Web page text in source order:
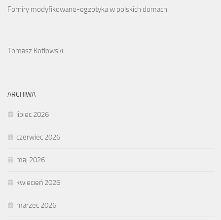
Forniry modyfikowane-egzotyka w polskich domach
Tomasz Kotłowski
ARCHIWA
lipiec 2026
czerwiec 2026
maj 2026
kwiecień 2026
marzec 2026